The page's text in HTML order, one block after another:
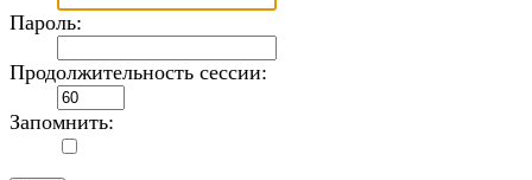
Пароль:
Продолжительность сессии:
Запомнить: